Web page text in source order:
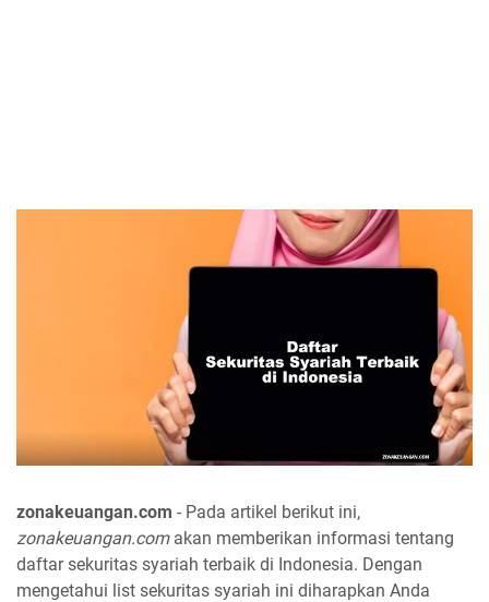
zonakeuangan.com - Pada artikel berikut ini,
zonakeuangan.comakan memberikan informasi tentang
daftar sekuritas syariah terbaik di Indonesia. Dengan
mengetahui list sekuritas syariah ini diharapkan Anda